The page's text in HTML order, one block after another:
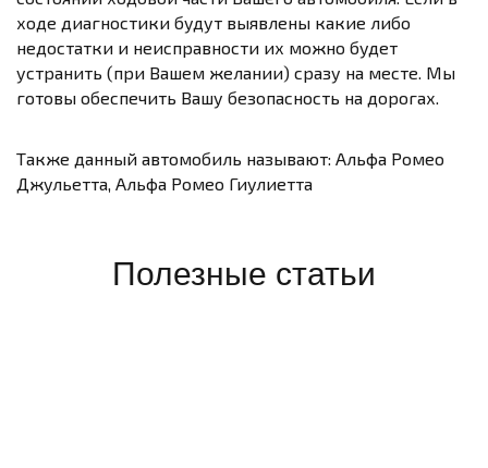
ходе диагностики будут выявлены какие либо
недостатки и неисправности их можно будет
устранить (при Вашем желании) сразу на месте. Мы
готовы обеспечить Вашу безопасность на дорогах.
Также данный автомобиль называют: Альфа Ромео
Джульетта, Альфа Ромео Гиулиетта
Полезные статьи